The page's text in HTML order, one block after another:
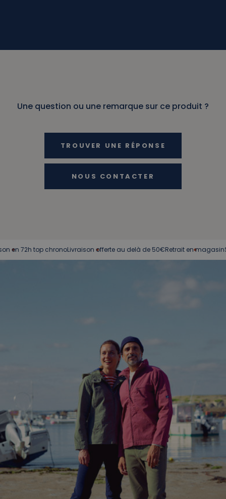
Une question ou une remarque sur ce produit ?
TROUVER UNE RÉPONSE
NOUS CONTACTER
top chronoLivraison offerte au delà de 50€Retrait en magasin